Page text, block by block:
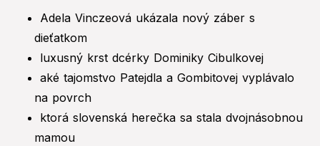
Adela Vinczeová ukázala nový záber s
dieťatkom
luxusný krst dcérky Dominiky Cibulkovej
aké tajomstvo Patejdla a Gombitovej vyplávalo
na povrch
ktorá slovenská herečka sa stala dvojnásobnou
mamou